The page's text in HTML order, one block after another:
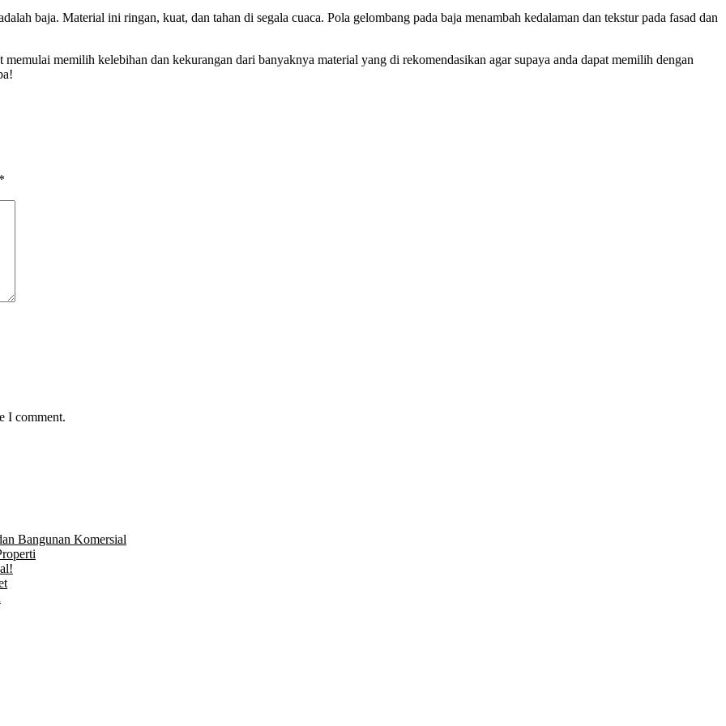
baja. Material ini ringan, kuat, dan tahan di segala cuaca. Pola gelombang pada baja menambah kedalaman dan tekstur pada fasad dan
memilih kelebihan dan kekurangan dari banyaknya material yang di rekomendasikan agar supaya anda dapat memilih dengan
I comment.
Bangunan Komersial